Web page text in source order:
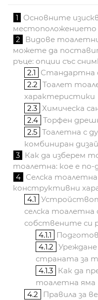
1
Основните
местоположението
2
Видове
можете да
ръце: опции със
2.1
Стандартна
2.2 Тоалет
характеристики
2.3 Химическа
2.4 Торфен
2.5 Тоалетна с
комбиниран
3 Как да изберем
тоалетна: кое е по-
4 Селска
конструктивни
4.1
селска тоалетна
собствените си
4.1.1
4.1.2
страната за
4.1.3
Как да
тоалетна яма
4.2
Правила за